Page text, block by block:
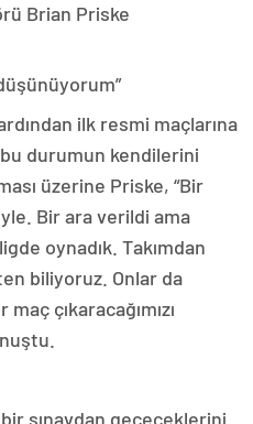
Brian Priske
ilk resmi maçlarına
bu durumun kendilerini
üzerine Priske, “Bir
Bir ara verildi ama
oynadık. Takımdan
biliyoruz. Onlar da
çıkaracağımızı
sınavdan geçeceklerini